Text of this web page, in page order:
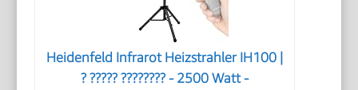
Heidenfeld Infrarot Heizstrahler IH100 |
? ????? ???????? - 2500 Watt -